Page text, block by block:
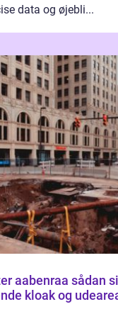
data og øjebli...
sådan sikrer du
kloak og